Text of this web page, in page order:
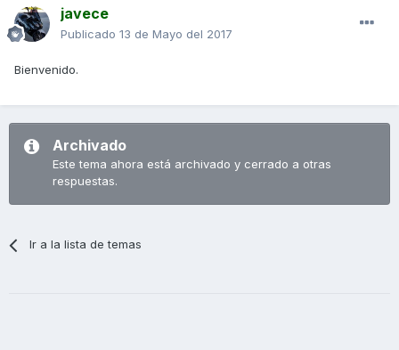
javece
Publicado 13 de Mayo del 2017
Bienvenido.
Archivado
Este tema ahora está archivado y cerrado a otras
respuestas.
Ir a la lista de temas